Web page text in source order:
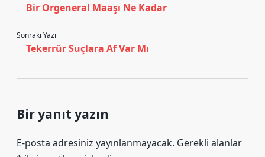
Bir Orgeneral Maaşı Ne Kadar
Sonraki Yazı
Tekerrür Suçlara Af Var Mı
Bir yanıt yazın
E-posta adresiniz yayınlanmayacak. Gerekli alanlar